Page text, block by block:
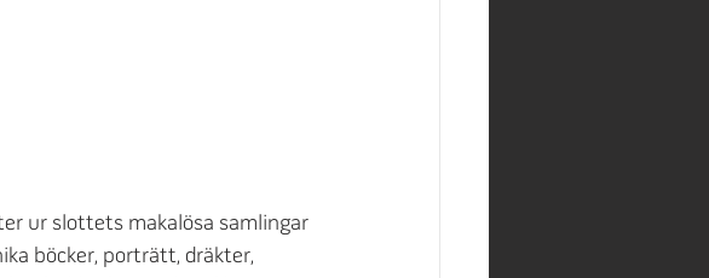
ur slottets makalösa samlingar
böcker, porträtt, dräkter,